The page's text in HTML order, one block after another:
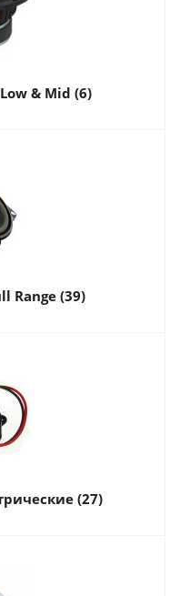
& Mid (6)
(39)
(27)